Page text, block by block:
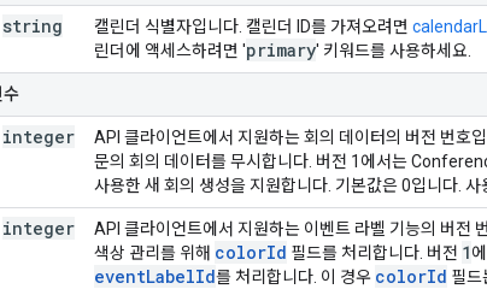
string 캘린더 식별자입니다. 캘린더 ID를 가져오려면
린더에 액세스하려면 'primary' 키워드를 사용하세요.
수
integer
API 클라이언트에서 지원하는 회의 데이터의 버전 번호
문의 회의 데이터를 무시합니다. 버전 1에서는
사용한 새 회의 생성을 지원합니다. 기본값은 0입니다. 사
integer API 클라이언트에서 지원하는 이벤트 라벨 기능의 버전
색상 관리를 위해 colorId 필드를 처리합니다. 버전 1
eventLabelId를 처리합니다. 이 경우 colorId 필드